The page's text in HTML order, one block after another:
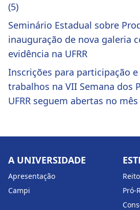
(5)
Seminário Estadual sobre
inauguração de nova galeria
evidência na UFRR
Inscrições para participação
trabalhos na VII Semana dos
UFRR seguem abertas no
A UNIVERSIDADE
Apresentação
Campi
Pró-